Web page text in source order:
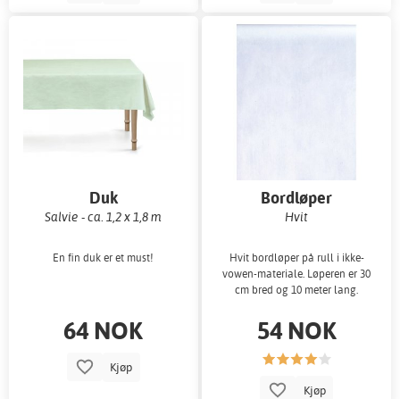
Duk
Salvie - ca. 1,2 x 1,8 m
En fin duk er et must!
64 NOK
Kjøp
Bordløper
Hvit
Hvit bordløper på rull i ikke-
vowen-materiale. Løperen er 30
cm bred og 10 meter lang.
54 NOK
Kjøp